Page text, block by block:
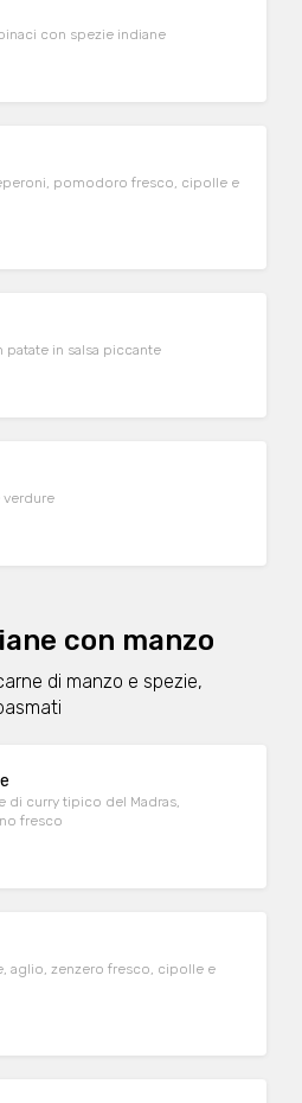
con spezie indiane
pomodoro fresco, cipolle e
in salsa piccante
verdure
con manzo
di manzo e spezie,
di curry tipico del Madras,
fresco
aglio, zenzero fresco, cipolle e